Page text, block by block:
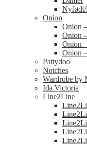
Onion
Onion
Onion
Onion
Onion
Pattydoo
Notches
Wardrobe by
Ida Victoria
Line2Line